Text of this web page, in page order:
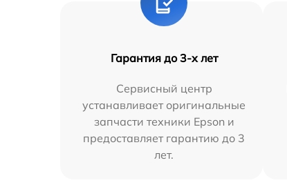
Гарантия до 3-х лет
Сервисный центр
устанавливает оригинальные
запчасти техники Epson и
предоставляет гарантию до 3
лет.